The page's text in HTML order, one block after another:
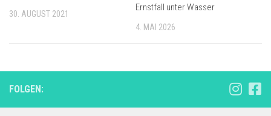
30. AUGUST 2021
Ernstfall unter Wasser
4. MAI 2026
FOLGEN: